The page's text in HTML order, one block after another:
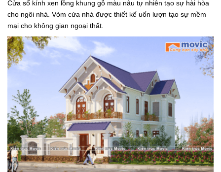
Cửa sổ kính xen lồng khung gỗ màu nâu tự nhiên tạo sự hài hòa
cho ngôi nhà. Vòm cửa nhà được thiết kế uốn lượn tạo sự mềm
mại cho không gian ngoại thất.